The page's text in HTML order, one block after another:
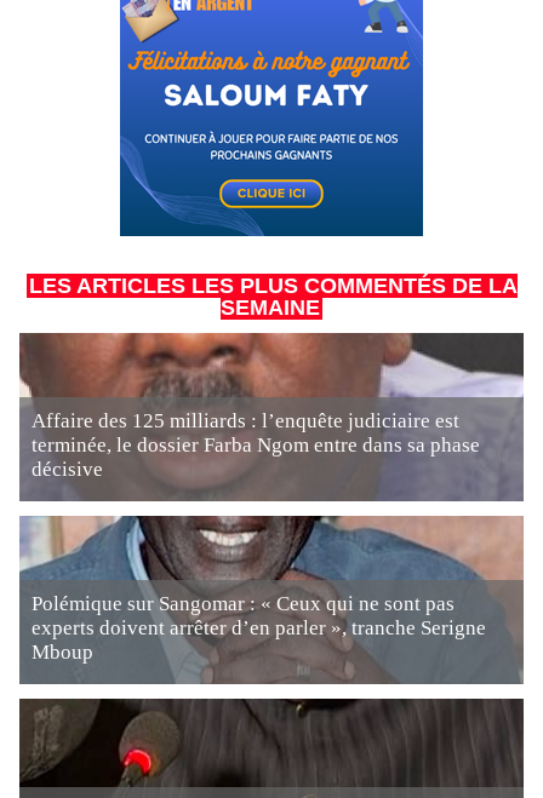
LES ARTICLES LES PLUS COMMENTÉS DE LA
SEMAINE
Affaire des 125 milliards : l’enquête judiciaire est
terminée, le dossier Farba Ngom entre dans sa phase
décisive
Polémique sur Sangomar : « Ceux qui ne sont pas
experts doivent arrêter d’en parler », tranche Serigne
Mboup